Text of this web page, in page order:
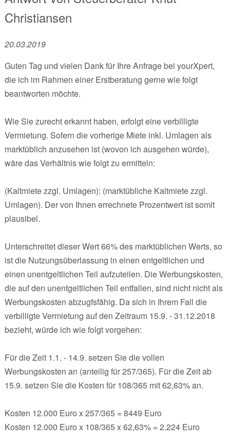
Christiansen
20.03.2019
Guten Tag und vielen Dank für Ihre Anfrage bei yourXpert,
die ich im Rahmen einer Erstberatung gerne wie folgt
beantworten möchte.
Wie Sie zurecht erkannt haben, erfolgt eine verbilligte
Vermietung. Sofern die vorherige Miete inkl. Umlagen als
marktüblich anzusehen ist (wovon ich ausgehen würde),
wäre das Verhältnis wie folgt zu ermitteln:
(Kaltmiete zzgl. Umlagen): (marktübliche Kaltmiete zzgl.
Umlagen). Der von Ihnen errechnete Prozentwert ist somit
plausibel.
Unterschreitet dieser Wert 66% des marktüblichen Werts, so
ist die Nutzungsüberlassung in einen entgeltlichen und
einen unentgeltlichen Teil aufzuteilen. Die Werbungskosten,
die auf den unentgeltlichen Teil entfallen, sind nicht nicht als
Werbungskosten abzugfsfähig. Da sich in Ihrem Fall die
verbilligte Vermietung auf den Zeitraum 15.9. - 31.12.2018
bezieht, würde ich wie folgt vorgehen:
Für die Zeit 1.1. - 14.9. setzen Sie die vollen
Werbungskosten an (anteilig für 257/365). Für die Zeit ab
15.9. setzen Sie die Kosten für 108/365 mit 62,63% an.
Kosten 12.000 Euro x 257/365 = 8449 Euro
Kosten 12.000 Euro x 108/365 x 62,63% = 2.224 Euro